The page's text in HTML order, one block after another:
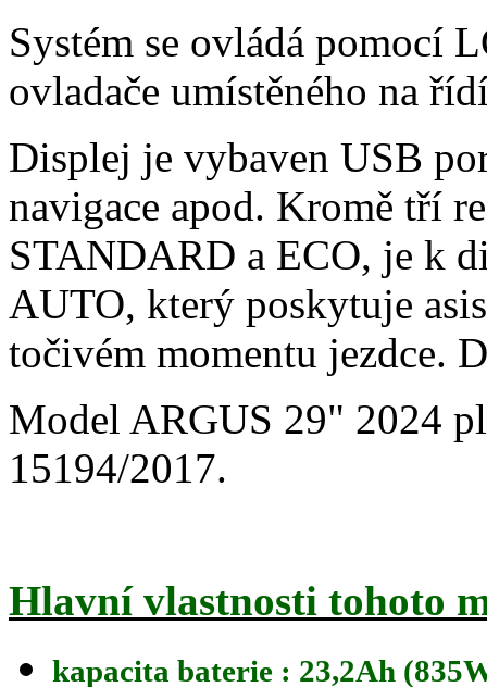
Systém se ovládá pomocí
ovladače umístěného na
Displej je vybaven USB
navigace apod. Kromě tří
STANDARD a ECO, je k
AUTO, který poskytuje
točivém momentu jezdce.
Model ARGUS 29" 2024
15194/2017.
Hlavní vlastnosti tohoto
kapacita baterie : 23,2Ah